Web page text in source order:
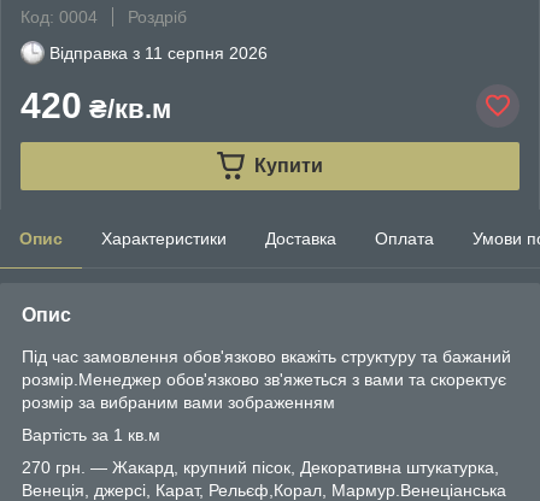
Код: 0004
Роздріб
Відправка з 11 серпня 2026
420 ₴/кв.м
Купити
Опис Характеристики Доставка Оплата Умови
Опис
Під час замовлення обов'язково вкажіть структуру та бажаний
розмір.Менеджер обов'язково зв'яжеться з вами та скоректує
розмір за вибраним вами зображенням
Вартість за 1 кв.м
270 грн. — Жакард, крупний пісок, Декоративна штукатурка,
Венеція, джерсі, Карат, Рельєф,Корал, Мармур.Венеціанська